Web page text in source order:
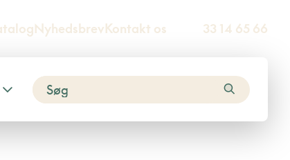
NyhedsbrevKontakt os 33 14 65 66